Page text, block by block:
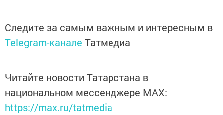
Следите за самым важным и интересным в
Telegram-канале Татмедиа
Читайте новости Татарстана в
национальном мессенджере MАХ:
https://max.ru/tatmedia